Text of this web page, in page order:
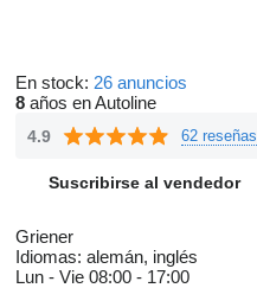
En stock: 26 anuncios
8 años en Autoline
4.9 62 reseñas
Suscribirse al vendedor
Griener
Idiomas: alemán, inglés
Lun - Vie 08:00 - 17:00